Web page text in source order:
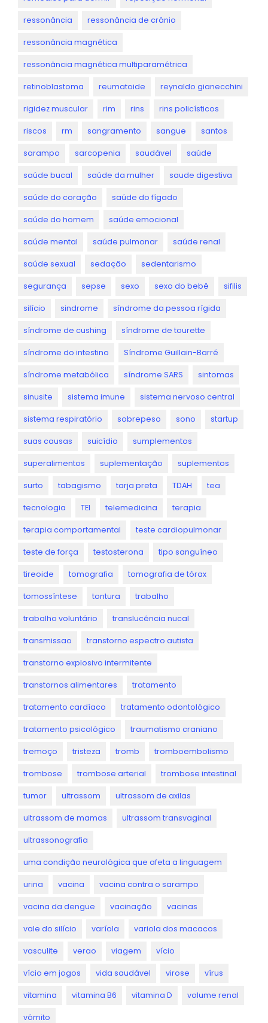
ressonância ressonância de crânio
ressonância magnética
ressonância magnética multiparamétrica
retinoblastoma reumatoide reynaldo gianecchini
rigidez muscular rim rins rins policísticos
riscos rm sangramento sangue santos
sarampo sarcopenia saudável saúde
saúde bucal saúde da mulher saude digestiva
saúde do coração saúde do fígado
saúde do homem saúde emocional
saúde mental saúde pulmonar saúde renal
saúde sexual sedação sedentarismo
segurança sepse sexo sexo do bebê sifilis
silício sindrome síndrome da pessoa rígida
síndrome de cushing síndrome de tourette
síndrome do intestino Síndrome Guillain-Barré
síndrome metabólica síndrome SARS sintomas
sinusite sistema imune sistema nervoso central
sistema respiratório sobrepeso sono startup
suas causas suicídio sumplementos
superalimentos suplementação suplementos
surto tabagismo tarja preta TDAH tea
tecnologia TEI telemedicina terapia
terapia comportamental teste cardiopulmonar
teste de força testosterona tipo sanguíneo
tireoide tomografia tomografia de tórax
tomossíntese tontura trabalho
trabalho voluntário translucência nucal
transmissao transtorno espectro autista
transtorno explosivo intermitente
transtornos alimentares tratamento
tratamento cardíaco tratamento odontológico
tratamento psicológico traumatismo craniano
tremoço tristeza tromb tromboembolismo
trombose trombose arterial trombose intestinal
tumor ultrassom ultrassom de axilas
ultrassom de mamas ultrassom transvaginal
ultrassonografia
uma condição neurológica que afeta a linguagem
urina vacina vacina contra o sarampo
vacina da dengue vacinação vacinas
vale do silício varíola variola dos macacos
vasculite verao viagem vício
vício em jogos vida saudável virose vírus
vitamina vitamina B6 vitamina D volume renal
vômito